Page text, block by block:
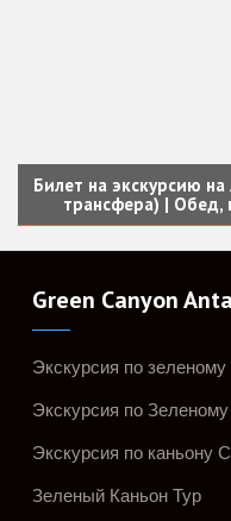
Билет на экскурсию
трансфера) | Обед,
Green Canyon
Экскурсия по
Экскурсия по
Экскурсия по каньону
Зеленый Каньон Тур